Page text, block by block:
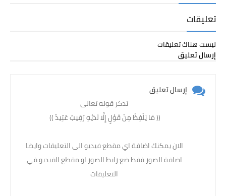
تعليقات
ليست هناك تعليقات
إرسال تعليق
إرسال تعليق
تذكر قوله تعالى
(( مَا يَلْفِظُ مِنْ قَوْلٍ إِلَّا لَدَيْهِ رَقِيبٌ عَتِيدٌ )) ‏
الان يمكنك اضافة اي مقطع فيديو الى التعليقات وايضا
اضافة الصور فقط ضع رابط الصور او مقطع الفيديو في
التعليقات